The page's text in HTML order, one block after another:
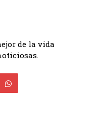
de la vida